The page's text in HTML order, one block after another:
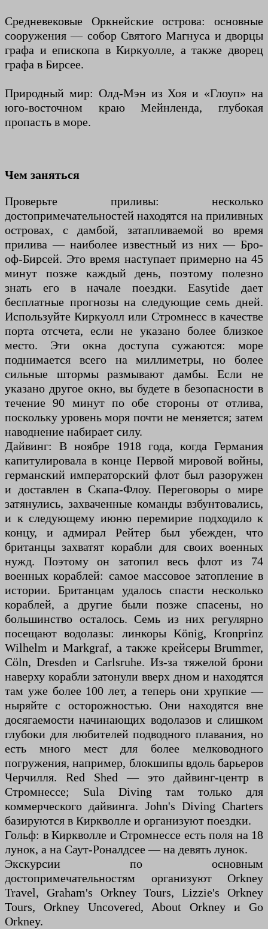
Средневековые Оркнейские острова: основные
сооружения — собор Святого Магнуса и дворцы
графа и епископа в Киркуолле, а также дворец
графа в Бирсее.
Природный мир: Олд-Мэн из Хоя и «Глоуп» на
юго-восточном краю Мейнленда, глубокая
пропасть в море.
Чем заняться
Проверьте приливы: несколько
достопримечательностей находятся на приливных
островах, с дамбой, затапливаемой во время
прилива — наиболее известный из них — Бро-
оф-Бирсей. Это время наступает примерно на 45
минут позже каждый день, поэтому полезно
знать его в начале поездки. Easytide дает
бесплатные прогнозы на следующие семь дней.
Используйте Киркуолл или Стромнесс в качестве
порта отсчета, если не указано более близкое
место. Эти окна доступа сужаются: море
поднимается всего на миллиметры, но более
сильные штормы размывают дамбы. Если не
указано другое окно, вы будете в безопасности в
течение 90 минут по обе стороны от отлива,
поскольку уровень моря почти не меняется; затем
наводнение набирает силу.
Дайвинг: В ноябре 1918 года, когда Германия
капитулировала в конце Первой мировой войны,
германский императорский флот был разоружен
и доставлен в Скапа-Флоу. Переговоры о мире
затянулись, захваченные команды взбунтовались,
и к следующему июню перемирие подходило к
концу, и адмирал Рейтер был убежден, что
британцы захватят корабли для своих военных
нужд. Поэтому он затопил весь флот из 74
военных кораблей: самое массовое затопление в
истории. Британцам удалось спасти несколько
кораблей, а другие были позже спасены, но
большинство осталось. Семь из них регулярно
посещают водолазы: линкоры König, Kronprinz
Wilhelm и Markgraf, а также крейсеры Brummer,
Cöln, Dresden и Carlsruhe. Из-за тяжелой брони
наверху корабли затонули вверх дном и находятся
там уже более 100 лет, а теперь они хрупкие —
ныряйте с осторожностью. Они находятся вне
досягаемости начинающих водолазов и слишком
глубоки для любителей подводного плавания, но
есть много мест для более мелководного
погружения, например, блокшипы вдоль барьеров
Черчилля. Red Shed — это дайвинг-центр в
Стромнессе; Sula Diving там только для
коммерческого дайвинга. John's Diving Charters
базируются в Киркволле и организуют поездки.
Гольф: в Киркволле и Стромнессе есть поля на 18
лунок, а на Саут-Роналдсее — на девять лунок.
Экскурсии по основным
достопримечательностям организуют Orkney
Travel, Graham's Orkney Tours, Lizzie's Orkney
Tours, Orkney Uncovered, About Orkney и Go
Orkney.